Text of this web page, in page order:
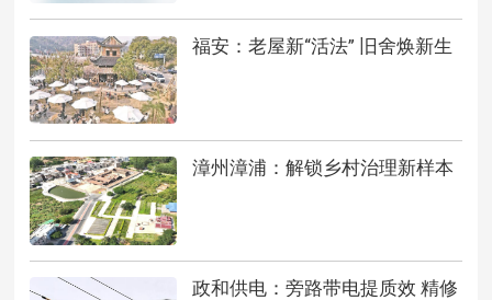
福安：老屋新“活法” 旧舍焕新生
漳州漳浦：解锁乡村治理新样本
政和供电：旁路带电提质效 精修